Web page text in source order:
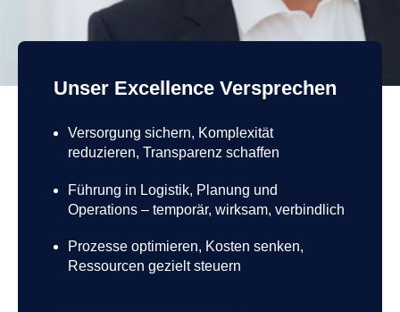
Unser Excellence Versprechen
Versorgung sichern, Komplexität
reduzieren, Transparenz schaffen
Führung in Logistik, Planung und
Operations – temporär, wirksam, verbindlich
Prozesse optimieren, Kosten senken,
Ressourcen gezielt steuern